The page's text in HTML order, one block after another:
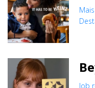
Job